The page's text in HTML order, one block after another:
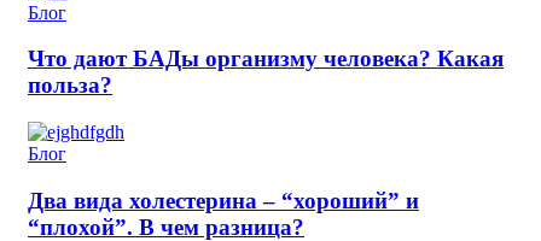
Блог
Что дают БАДы организму человека? Какая
польза?
Блог
Два вида холестерина – “хороший” и
“плохой”. В чем разница?